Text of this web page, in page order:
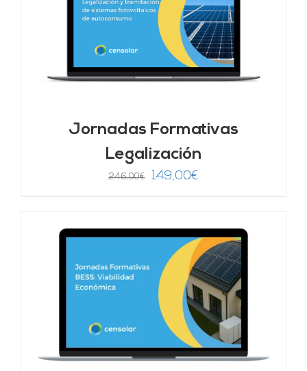
Jornadas Formativas
Legalización
246,00€
El
era:
246,00€.
149,00€El
es:
149,00€.